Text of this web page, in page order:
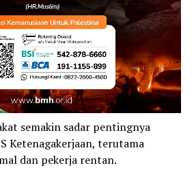
semakin sadar pentingnya
Ketenagakerjaan, terutama
dan pekerja rentan.